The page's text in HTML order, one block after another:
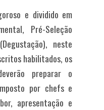
e dividido em
Pré-Seleção
neste
habilitados, os
preparar o
por chefs e
apresentação e